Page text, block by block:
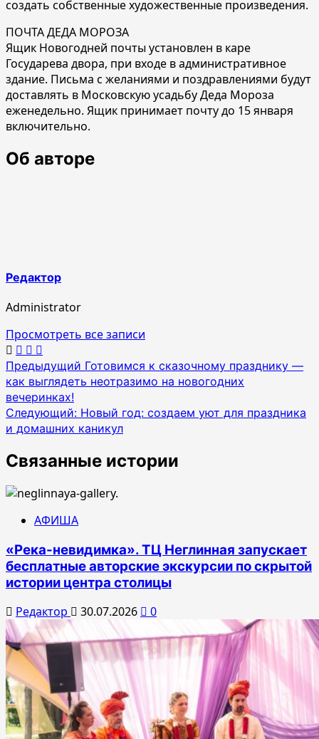
создать собственные художественные произведения.
ПОЧТА ДЕДА МОРОЗА
Ящик Новогодней почты установлен в каре
Государева двора, при входе в административное
здание. Письма с желаниями и поздравлениями будут
доставлять в Московскую усадьбу Деда Мороза
еженедельно. Ящик принимает почту до 15 января
включительно.
Об авторе
Редактор
Administrator
Просмотреть все записи
Навигация
по
записям
Предыдущий Готовимся к сказочному празднику —
как выглядеть неотразимо на новогодних
вечеринках!
Следующий: Новый год: создаем уют для праздника
и домашних каникул
Связанные истории
АФИША
«Река-невидимка». ТЦ Неглинная запускает
бесплатные авторские экскурсии по скрытой
истории центра столицы
Редактор 30.07.2026 0